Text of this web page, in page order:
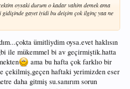
oysaki durum o kadar vahim demek ama
gayet iyidi bu deişim çok ilginç yaa ne
ümitliydim oysa.evet haklısın
ile mükemmel bi av geçirmiştik.hatta
ama bu hafta çok farklıo bir
çekilmiş,geçen haftaki yerimizden eser
daha gitmiş su.sanırım sorun